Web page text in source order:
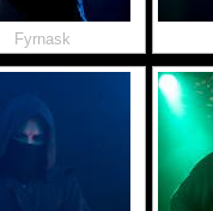
Fyrnask